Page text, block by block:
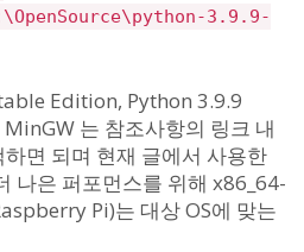
3.9.9-
Edition, Python 3.9.9
는 참조사항의 링크 내
면 되며 현재 글에서 사용한
나은 퍼포먼스를 위해 x86_64-
Pi)는 대상 OS에 맞는